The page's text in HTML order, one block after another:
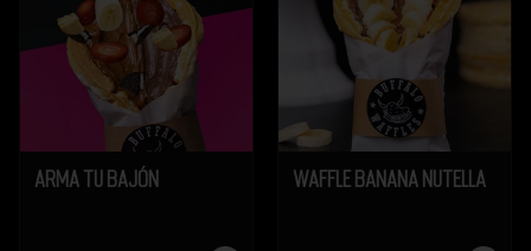
Arma tu Bajón Waffle Banana Nutella